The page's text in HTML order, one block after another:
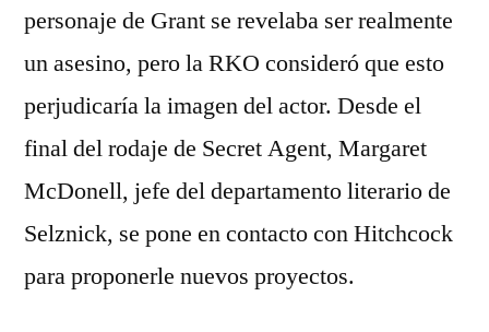
personaje de Grant se revelaba ser realmente
un asesino, pero la RKO consideró que esto
perjudicaría la imagen del actor. Desde el
final del rodaje de Secret Agent, Margaret
McDonell, jefe del departamento literario de
Selznick, se pone en contacto con Hitchcock
para proponerle nuevos proyectos.